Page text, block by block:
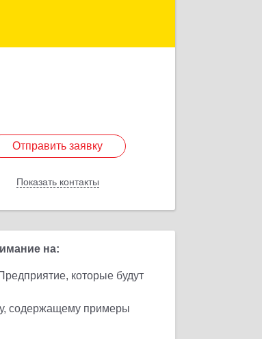
Отправить заявку
Показать контакты
Подробнее
Отправить заявку
Назад
на:
которые будут
содержащему примеры